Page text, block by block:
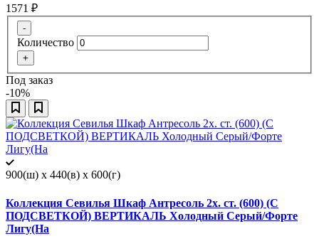
1571 ₽
-
Количество
+
Под заказ
-10%
900(ш) x 440(в) x 600(г)
Коллекция Севилья Шкаф Антресоль 2х. ст. (600) (С
ПОДСВЕТКОЙ) ВЕРТИКАЛЬ Холодный Серый/Форте
Лигу(На